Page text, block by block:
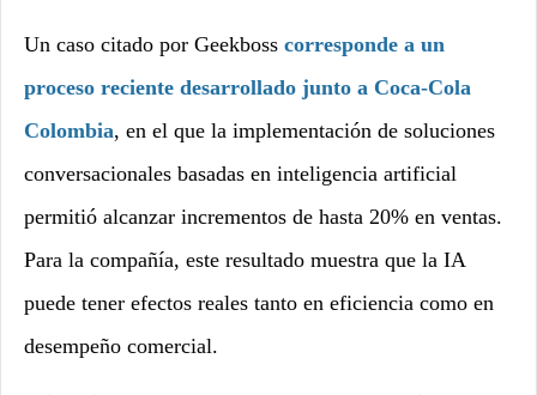
Un caso citado por Geekboss corresponde a un
proceso reciente desarrollado junto a Coca-Cola
Colombia, en el que la implementación de soluciones
conversacionales basadas en inteligencia artificial
permitió alcanzar incrementos de hasta 20% en ventas.
Para la compañía, este resultado muestra que la IA
puede tener efectos reales tanto en eficiencia como en
desempeño comercial.